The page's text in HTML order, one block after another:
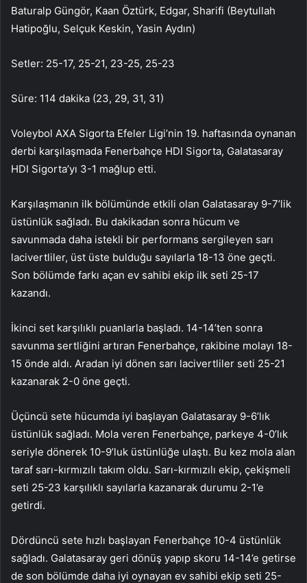
Baturalp Güngör, Kaan Öztürk, Edgar, Sharifi (Beytullah
Hatipoğlu, Selçuk Keskin, Yasin Aydın)
Setler: 25-17, 25-21, 23-25, 25-23
Süre: 114 dakika (23, 29, 31, 31)
Voleybol AXA Sigorta Efeler Ligi’nin 19. haftasında oynanan
derbi karşılaşmada Fenerbahçe HDI Sigorta, Galatasaray
HDI Sigorta’yı 3-1 mağlup etti.
Karşılaşmanın ilk bölümünde etkili olan Galatasaray 9-7’lik
üstünlük sağladı. Bu dakikadan sonra hücum ve
savunmada daha istekli bir performans sergileyen sarı
lacivertliler, üst üste bulduğu sayılarla 18-13 öne geçti.
Son bölümde farkı açan ev sahibi ekip ilk seti 25-17
kazandı.
İkinci set karşılıklı puanlarla başladı. 14-14’ten sonra
savunma sertliğini artıran Fenerbahçe, rakibine molayı 18-
15 önde aldı. Aradan iyi dönen sarı lacivertliler seti 25-21
kazanarak 2-0 öne geçti.
Üçüncü sete hücumda iyi başlayan Galatasaray 9-6’lık
üstünlük sağladı. Mola veren Fenerbahçe, parkeye 4-0’lık
seriyle dönerek 10-9’luk üstünlüğe ulaştı. Bu kez mola alan
taraf sarı-kırmızılı takım oldu. Sarı-kırmızılı ekip, çekişmeli
seti 25-23 karşılıklı sayılarla kazanarak durumu 2-1’e
getirdi.
Dördüncü sete hızlı başlayan Fenerbahçe 10-4 üstünlük
sağladı. Galatasaray geri dönüş yapıp skoru 14-14’e getirse
de son bölümde daha iyi oynayan ev sahibi ekip seti 25-